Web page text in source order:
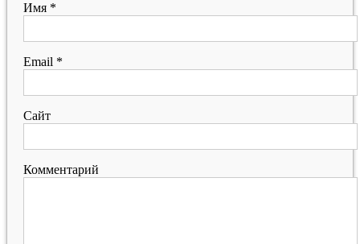
Имя *
Email *
Сайт
Комментарий